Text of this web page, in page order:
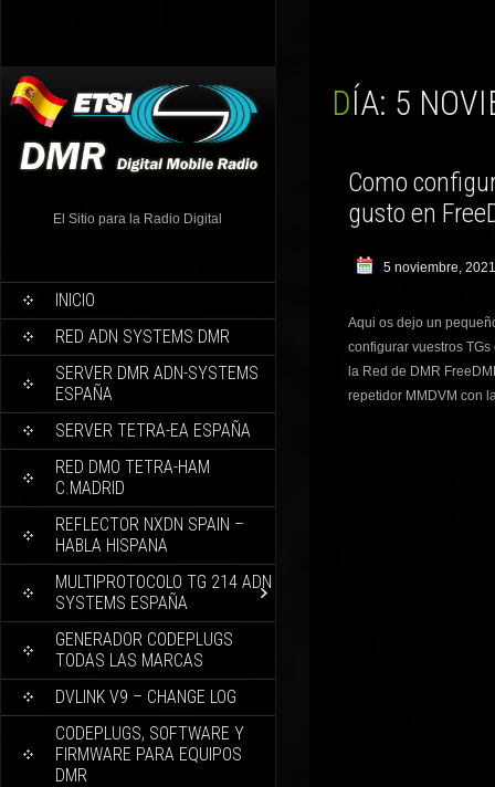
El Sitio para la Radio Digital
INICIO
RED ADN SYSTEMS DMR
SERVER DMR ADN-SYSTEMS
ESPAÑA
SERVER TETRA-EA ESPAÑA
RED DMO TETRA-HAM
C.MADRID
REFLECTOR NXDN SPAIN –
HABLA HISPANA
MULTIPROTOCOLO TG 214 ADN
SYSTEMS ESPAÑA
GENERADOR CODEPLUGS
TODAS LAS MARCAS
DVLINK V9 – CHANGE LOG
CODEPLUGS, SOFTWARE Y
FIRMWARE PARA EQUIPOS
DMR
DÍA: 5
Como
gusto en
5 noviembre, 2021
Aqui os dejo un
configurar vuestros
la Red de DMR
repetidor MMDVM con